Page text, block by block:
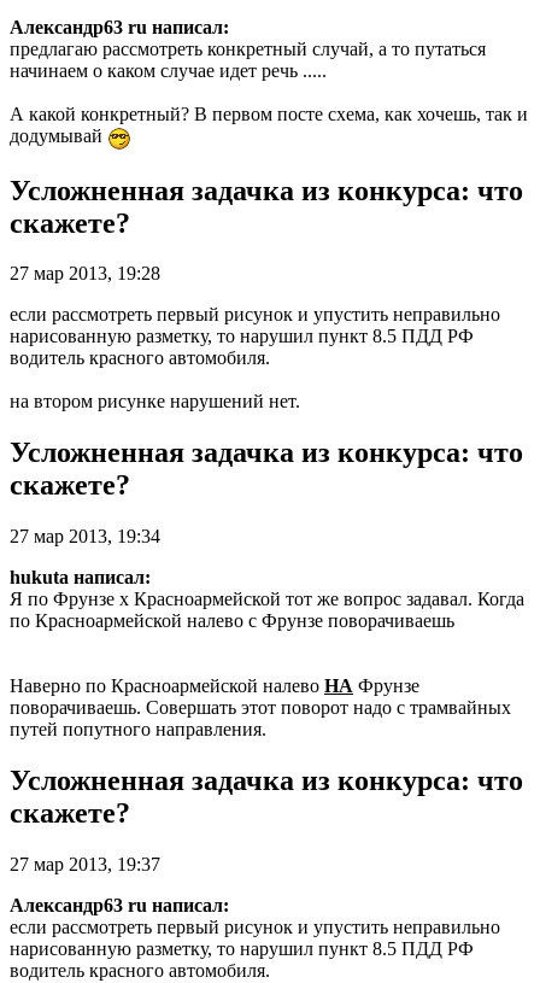
Александр63 ru написал:
предлагаю рассмотреть конкретный случай, а то путаться
начинаем о каком случае идет речь .....
А какой конкретный? В первом посте схема, как хочешь, так и
додумывай
Усложненная задачка из конкурса: что
скажете?
27 мар 2013, 19:28
если рассмотреть первый рисунок и упустить неправильно
нарисованную разметку, то нарушил пункт 8.5 ПДД РФ
водитель красного автомобиля.
на втором рисунке нарушений нет.
Усложненная задачка из конкурса: что
скажете?
27 мар 2013, 19:34
hukuta написал:
Я по Фрунзе х Красноармейской тот же вопрос задавал. Когда
по Красноармейской налево с Фрунзе поворачиваешь
Наверно по Красноармейской налево НА Фрунзе
поворачиваешь. Совершать этот поворот надо с трамвайных
путей попутного направления.
Усложненная задачка из конкурса: что
скажете?
27 мар 2013, 19:37
Александр63 ru написал:
если рассмотреть первый рисунок и упустить неправильно
нарисованную разметку, то нарушил пункт 8.5 ПДД РФ
водитель красного автомобиля.